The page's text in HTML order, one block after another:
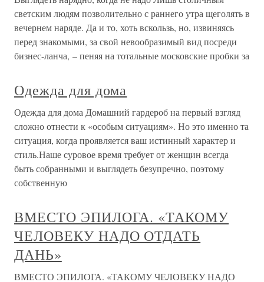
светским людям позволительно с раннего утра щеголять в
вечернем наряде. Да и то, хоть вскользь, но, извиняясь
перед знакомыми, за свой невообразимый вид посреди
бизнес-ланча, – пеняя на тотальные московские пробки за
Одежда для дома
Одежда для дома Домашний гардероб на первый взгляд
сложно отнести к «особым ситуациям». Но это именно та
ситуация, когда проявляется ваш истинный характер и
стиль.Наше суровое время требует от женщин всегда
быть собранными и выглядеть безупречно, поэтому
собственную
ВМЕСТО ЭПИЛОГА. «ТАКОМУ
ЧЕЛОВЕКУ НАДО ОТДАТЬ
ДАНЬ»
ВМЕСТО ЭПИЛОГА. «ТАКОМУ ЧЕЛОВЕКУ НАДО